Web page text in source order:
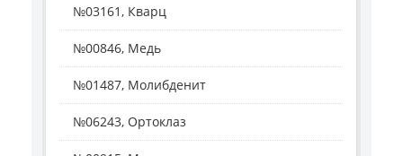
№03161, Кварц
№00846, Медь
№01487, Молибденит
№06243, Ортоклаз